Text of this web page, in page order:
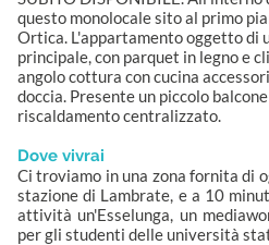
questo monolocale sito al primo
Ortica. L'appartamento oggetto di
principale, con parquet in legno e
angolo cottura con cucina
doccia. Presente un piccolo
riscaldamento centralizzato.
Dove vivrai
Ci troviamo in una zona fornita di
stazione di Lambrate, e a 10
attività un'Esselunga, un
per gli studenti delle università